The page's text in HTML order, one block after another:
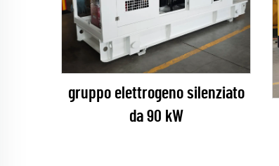
gruppo elettrogeno silenziato
da 90 kW